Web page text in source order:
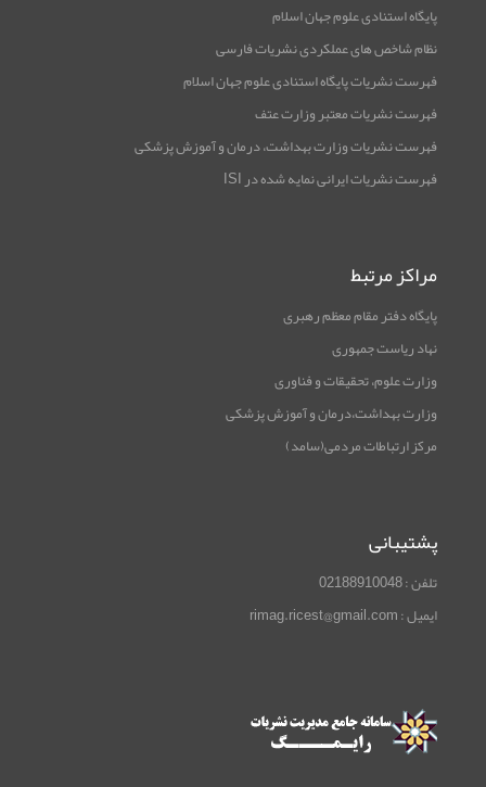
پایگاه استنادی علوم جهان اسلام
نظام شاخص های عملکردی نشریات فارسی
فهرست نشریات پایگاه استنادی علوم جهان اسلام
فهرست نشریات معتبر وزارت عتف
فهرست نشریات وزارت بهداشت، درمان و آموزش پزشکی
فهرست نشریات ایرانی نمایه شده در ISI
مراکز مرتبط
پایگاه دفتر مقام معظم رهبری
نهاد ریاست جمهوری
وزارت علوم، تحقیقات و فناوری
وزارت بهداشت،درمان و آموزش پزشکی
مرکز ارتباطات مردمی(سامد)
پشتیبانی
تلفن : 02188910048
ایمیل : rimag.ricest@gmail.com